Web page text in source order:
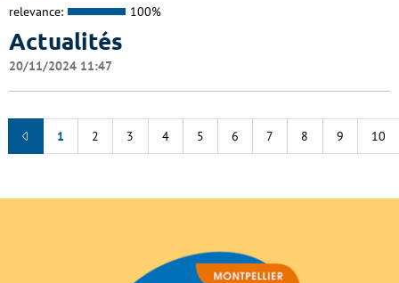
relevance: 100%
Actualités
20/11/2024 11:47
1 2 3 4 5 6 7 8 9 10